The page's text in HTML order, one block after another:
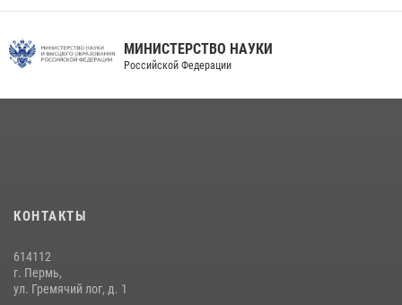
24 июля 2026, 12:30 14
чемпионате войск национальной гвардии Российской Федерации по
05 августа 2026, 10:11
В подразделениях военного института проведено военно-
политическое информирование на тему: «28 июля – День памяти
равноапостольного великого князя Владимира – крестителя Руси,
МИНИСТЕРСТВО НАУКИ
Российской Федерации
КОНТАКТЫ
614112
г. Пермь,
ул. Гремячий лог, д. 1